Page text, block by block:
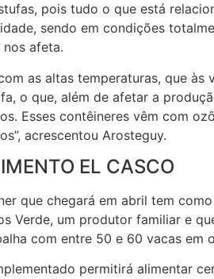
pois tudo o que está
sendo em condições
nos afeta.
as altas temperaturas, que às
o que, além de afetar a
Esses contêineres vêm com
acrescentou Arosteguy.
EL CASCO
que chegará em abril tem
Verde, um produtor familiar e
com entre 50 e 60 vacas em
permitirá alimentar